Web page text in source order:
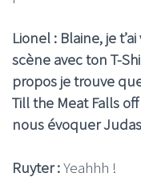
Lionel : Blaine, je
scène avec ton T-
propos je trouve
Till the Meat Falls
nous évoquer
Ruyter :Yeahhh !